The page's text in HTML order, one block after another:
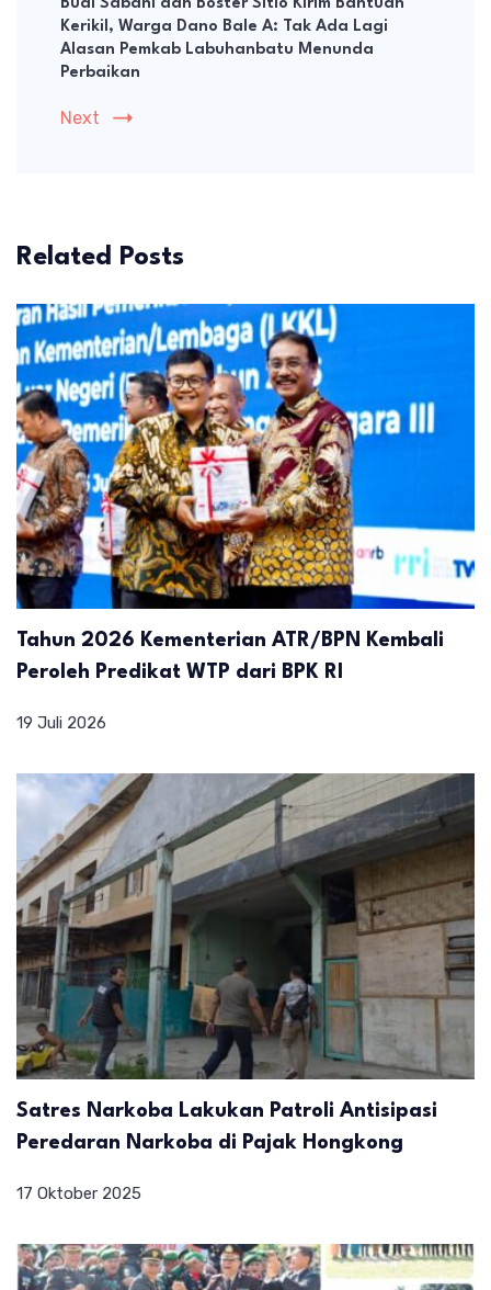
Budi Sabani dan Boster Sitio Kirim Bantuan
Kerikil, Warga Dano Bale A: Tak Ada Lagi
Alasan Pemkab Labuhanbatu Menunda
Perbaikan
Next
Related Posts
Tahun 2026 Kementerian ATR/BPN Kembali
Peroleh Predikat WTP dari BPK RI
19 Juli 2026
Satres Narkoba Lakukan Patroli Antisipasi
Peredaran Narkoba di Pajak Hongkong
17 Oktober 2025